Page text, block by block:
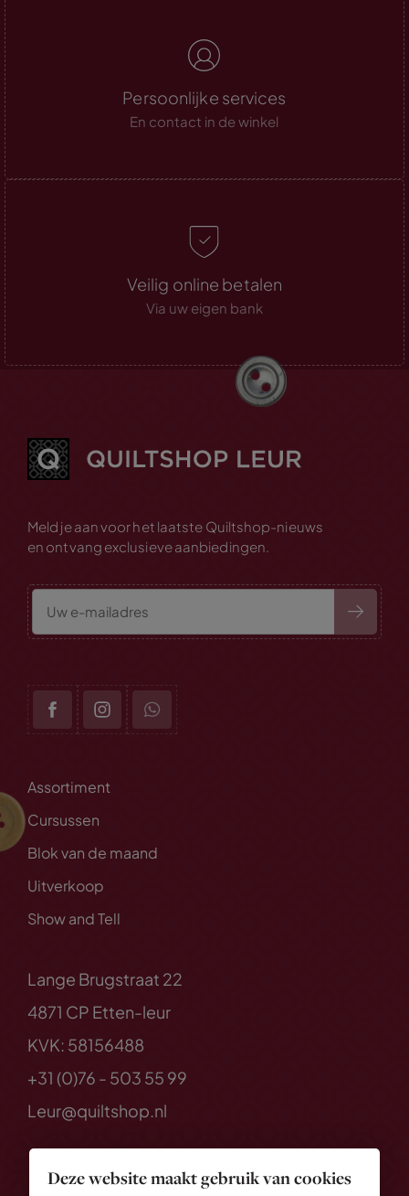
Deze website maakt gebruik van cookies
Persoonlijke services
En contact in de winkel
Veilig online betalen
Via uw eigen bank
Meld je aan voor het laatste Quiltshop-nieuws
en ontvang exclusieve aanbiedingen.
Assortiment
Cursussen
Blok van de maand
Uitverkoop
Show and Tell
Lange Brugstraat 22
4871 CP Etten-leur
KVK: 58156488
+31 (0)76 - 503 55 99
Leur@quiltshop.nl